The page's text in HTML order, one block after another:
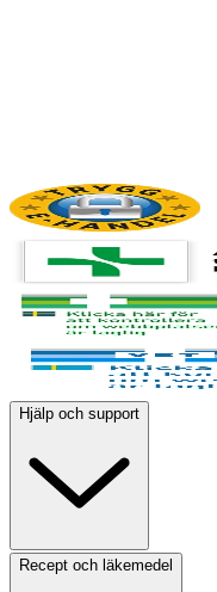
Hjälp och support
Recept och läkemedel